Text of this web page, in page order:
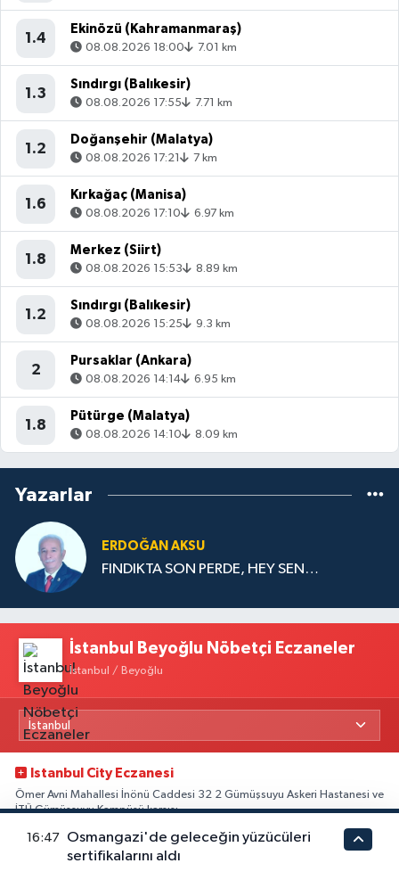
1.4
Ekinözü (Kahramanmaraş)
08.08.2026 18:00 7.01 km
1.3
Sındırgı (Balıkesir)
08.08.2026 17:55 7.71 km
1.2
Doğanşehir (Malatya)
08.08.2026 17:21 7 km
1.6
Kırkağaç (Manisa)
08.08.2026 17:10 6.97 km
1.8
Merkez (Siirt)
08.08.2026 15:53 8.89 km
1.2
Sındırgı (Balıkesir)
08.08.2026 15:25 9.3 km
2
Pursaklar (Ankara)
08.08.2026 14:14 6.95 km
1.8
Pütürge (Malatya)
08.08.2026 14:10 8.09 km
Yazarlar
ERDOĞAN AKSU
FINDIKTA SON PERDE, HEY SEN…
İstanbul Beyoğlu Nöbetçi Eczaneler
İstanbul / Beyoğlu
Istanbul City Eczanesi
Ömer Avni Mahallesi İnönü Caddesi 32 2 Gümüşsuyu Askeri Hastanesi ve
İTÜ Gümüşsuyu Kampüsü karşısı
0 (212) 252 00 93 Yol Tarifi Al
16:47
Osmangazi'de geleceğin yüzücüleri
sertifikalarını aldı